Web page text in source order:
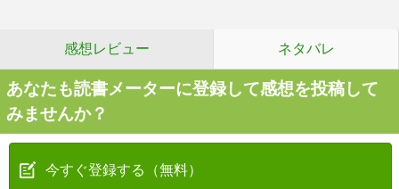
感想レビュー ネタバレ
あなたも読書メーターに登録して感想を投稿して
みませんか？
今すぐ登録する（無料）